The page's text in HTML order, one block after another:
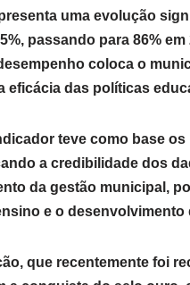
uma evolução
passando para 86%
coloca o
eficácia das políticas
teve como base
a credibilidade dos
da gestão municipal,
e o
, que recentemente foi